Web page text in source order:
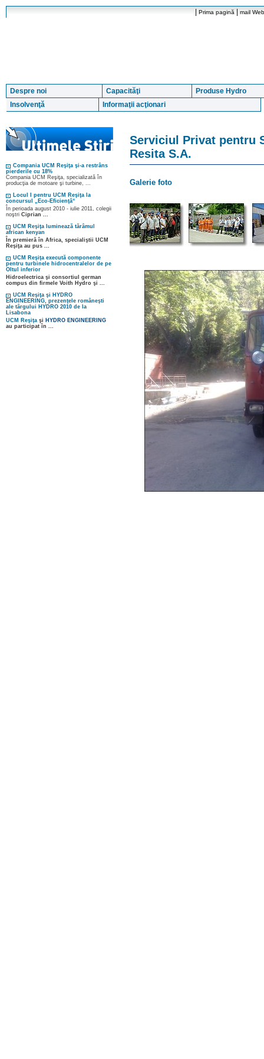
Prima pagină mail
Despre noi Capacităţi
Produse Hydro
Insolvenţă
Informaţii acţionari
Serviciul Privat pentru
Resita S.A.
Galerie foto
Compania UCM Reşiţa şi-a restrâns
pierderile cu 18%
Compania UCM Reşiţa, specializată în
producţia de motoare şi turbine, ...
Locul I pentru UCM Reşiţa la
concursul „Eco-Eficienţă“
În perioada august 2010 - iulie 2011, colegii
noştri Ciprian ...
UCM Reşiţa luminează tărâmul
african kenyan
În premieră în Africa, specialiştii UCM
Reşiţa au pus ...
UCM Reşiţa execută componente
pentru turbinele hidrocentralelor de pe
Oltul inferior
Hidroelectrica şi consortiul german
compus din firmele Voith Hydro şi ...
UCM Reşiţa şi HYDRO
ENGINEERING, prezenţele româneşti
ale târgului HYDRO 2010 de la
Lisabona
UCM Reşiţa şi HYDRO ENGINEERING
au participat în ...